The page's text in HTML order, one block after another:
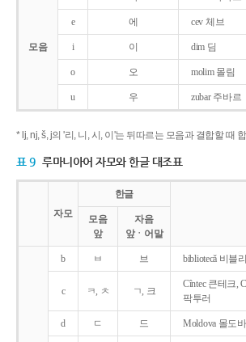
모음
e 에 cev 체브
i 이 dim 딤
o 오 molim 몰림
u 우 zubar 주바르
* lj, nj, š, j의 '리, 니, 시, 이'는 뒤따르는 모음과 결합할 때
표 9 루마니아어 자모와 한글 대조표
자모
한글
모음
앞
자음
앞ㆍ어말
b ㅂ 브 bibliotecǎ 비블
c ㅋ, ㅊ ㄱ, 크
Cîntec 큰테크,
팍투러
d ㄷ 드 Moldova 몰도